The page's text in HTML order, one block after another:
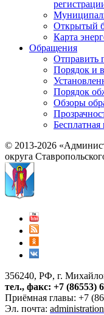
Открытый
Карта
Обращения
Отправить
Порядок и
Порядок
Обзоры
© 2013-2026
округа
356240, РФ, г.
тел., факс: +7 (86553)
Приёмная главы: +7
Эл. почта: